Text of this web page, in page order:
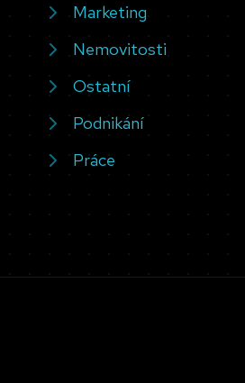
Marketing
Nemovitosti
Ostatní
Podnikání
Práce